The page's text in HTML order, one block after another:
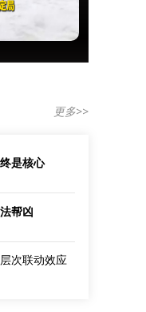
更多>>
是核心
帮凶
次联动效应